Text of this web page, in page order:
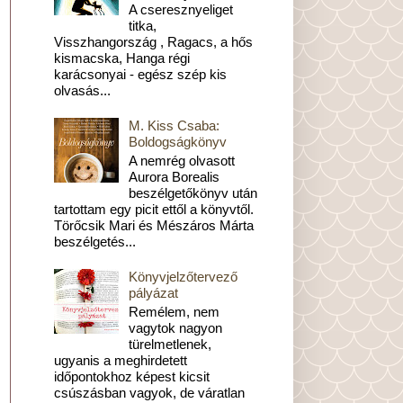
A cseresznyeliget
titka,
Visszhangország , Ragacs, a hős
kismacska, Hanga régi
karácsonyai - egész szép kis
olvasás...
M. Kiss Csaba:
Boldogságkönyv
A nemrég olvasott
Aurora Borealis
beszélgetőkönyv után
tartottam egy picit ettől a könyvtől.
Törőcsik Mari és Mészáros Márta
beszélgetés...
Könyvjelzőtervező
pályázat
Remélem, nem
vagytok nagyon
türelmetlenek,
ugyanis a meghirdetett
időpontokhoz képest kicsit
csúszásban vagyok, de váratlan